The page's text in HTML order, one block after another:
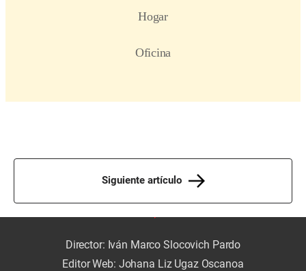
Siguiente artículo
Director: Iván Marco Slocovich Pardo
Editor Web: Johana Liz Ugaz Oscanoa